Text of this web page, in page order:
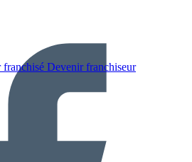
Devenir franchiseur